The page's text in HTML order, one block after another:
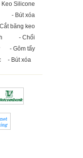
Keo Silicone
- Bút xóa
băng keo
- Chổi
- Gôm tẩy
- Bút xóa